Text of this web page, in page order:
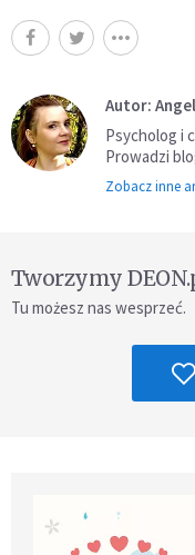
Autor:
Psycholog i
Prowadzi
Zobacz inne
Tworzymy
Tu możesz nas wesprzeć.